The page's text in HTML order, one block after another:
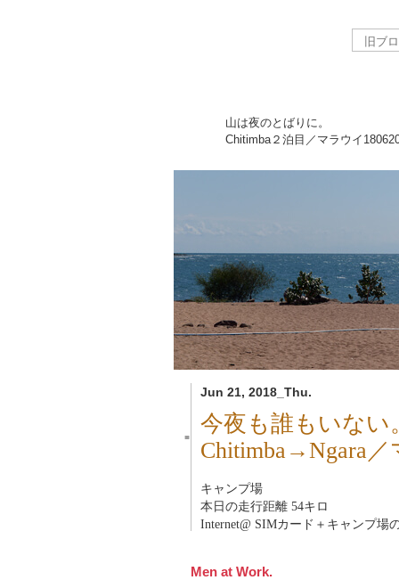
山は夜のとばりに。
Chitimba２泊目／マラウイ
Jun 21, 2018_Thu.
■
今夜も誰もいない
Chitimba→Ngara
キャンプ場
本日の走行距離 54キロ
Internet@ SIMカード＋キャンプ場
Men at Work.